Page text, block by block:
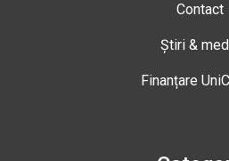
Contact
Știri &
Finanțare